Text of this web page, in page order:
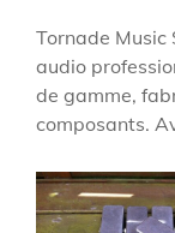
Tornade
audio
de gamme,
composants.